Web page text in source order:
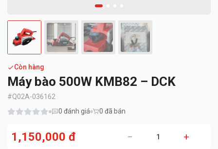
Còn hàng
Máy bào 500W KMB82 – DCK
#Q02A-036162
0 đánh giá 0 đã bán
1,150,000 đ − +